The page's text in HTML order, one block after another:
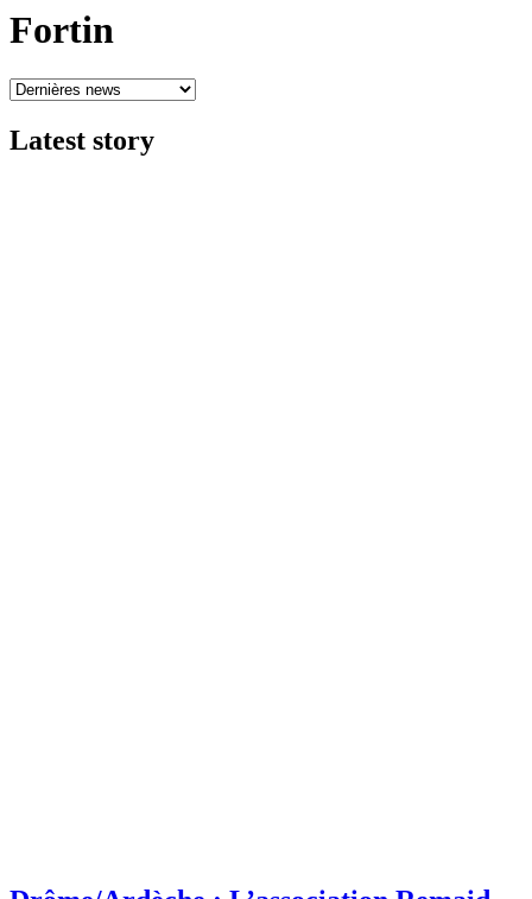
Fortin
Latest story